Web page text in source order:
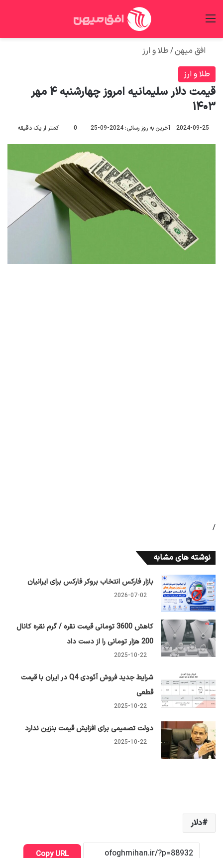
افق میهن/طلا و ارز
طلا و ارز
قیمت دلار سلیمانیه امروز چهارشنبه ۴ مهر
۱۴۰۳
2024-09-25 آخرین به روز رسانی: 2024-09-25 0 کمتر از یک دقیقه
/
نوشته های مشابه
بازار فارکس انتخاب بروکر فارکس برای ایرانیان
2026-07-02
کاهش 3600 تومانی قیمت نقره / گرم نقره کانال
200 هزار تومانی را از دست داد
2025-10-22
شرایط جدید فروش آئودی Q4 در ایران با قیمت
قطعی
2025-10-22
دولت تصمیمی برای افزایش قیمت بنزین ندارد
2025-10-22
دلار
Copy URL